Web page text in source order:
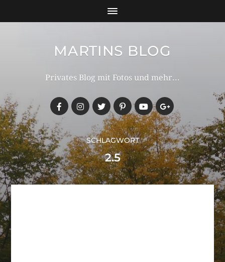
MARTINS BLOG
Privates Blog mit Fotos und mehr...
SCHLAGWORT
2.5